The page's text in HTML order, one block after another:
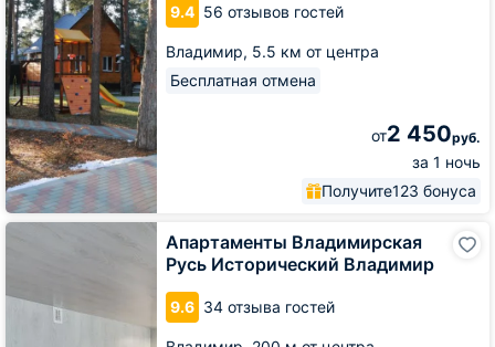
9.4 56 отзывов гостей
Владимир, 5.5 км от центра
Бесплатная отмена
от2 450руб.
за 1 ночь
Получите123 бонуса
Апартаменты Владимирская
Русь Исторический Владимир
9.6 34 отзыва гостей
Апартаменты
Владимир